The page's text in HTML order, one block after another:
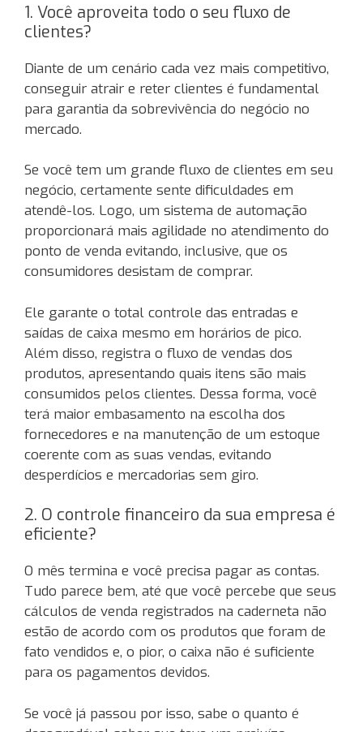
1. Você aproveita todo o seu fluxo de
clientes?
Diante de um cenário cada vez mais competitivo,
conseguir atrair e reter clientes é fundamental
para garantia da sobrevivência do negócio no
mercado.
Se você tem um grande fluxo de clientes em seu
negócio, certamente sente dificuldades em
atendê-los. Logo, um sistema de automação
proporcionará mais agilidade no atendimento do
ponto de venda evitando, inclusive, que os
consumidores desistam de comprar.
Ele garante o total controle das entradas e
saídas de caixa mesmo em horários de pico.
Além disso, registra o fluxo de vendas dos
produtos, apresentando quais itens são mais
consumidos pelos clientes. Dessa forma, você
terá maior embasamento na escolha dos
fornecedores e na manutenção de um estoque
coerente com as suas vendas, evitando
desperdícios e mercadorias sem giro.
2. O controle financeiro da sua empresa é
eficiente?
O mês termina e você precisa pagar as contas.
Tudo parece bem, até que você percebe que seus
cálculos de venda registrados na caderneta não
estão de acordo com os produtos que foram de
fato vendidos e, o pior, o caixa não é suficiente
para os pagamentos devidos.
Se você já passou por isso, sabe o quanto é